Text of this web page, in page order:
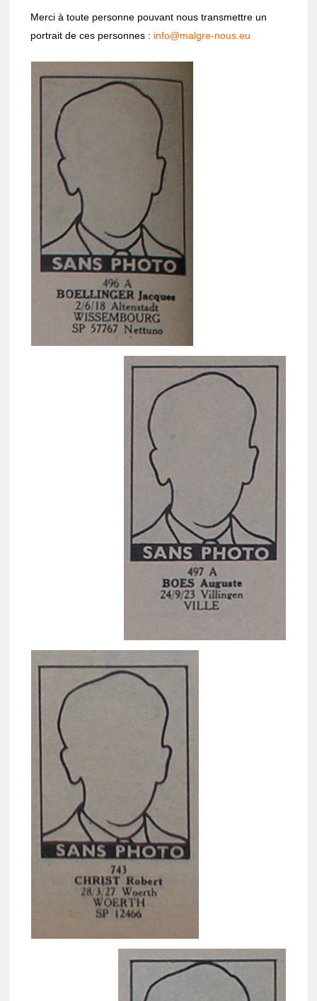
Merci à toute personne pouvant nous trans­mettre un
portrait de ces personnes : info@­malgre-nous.eu